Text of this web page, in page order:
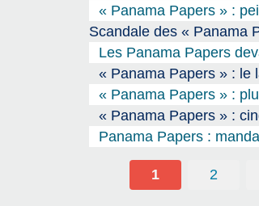
« Panama Papers » :
Scandale des « Panama
Les Panama Papers
« Panama Papers » : le
« Panama Papers » :
« Panama Papers » :
Panama Papers :
1 2